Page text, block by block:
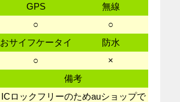
GPS
無線
○
○
おサイフケータイ
防水
○
×
備考
ICロックフリーのためauショップで